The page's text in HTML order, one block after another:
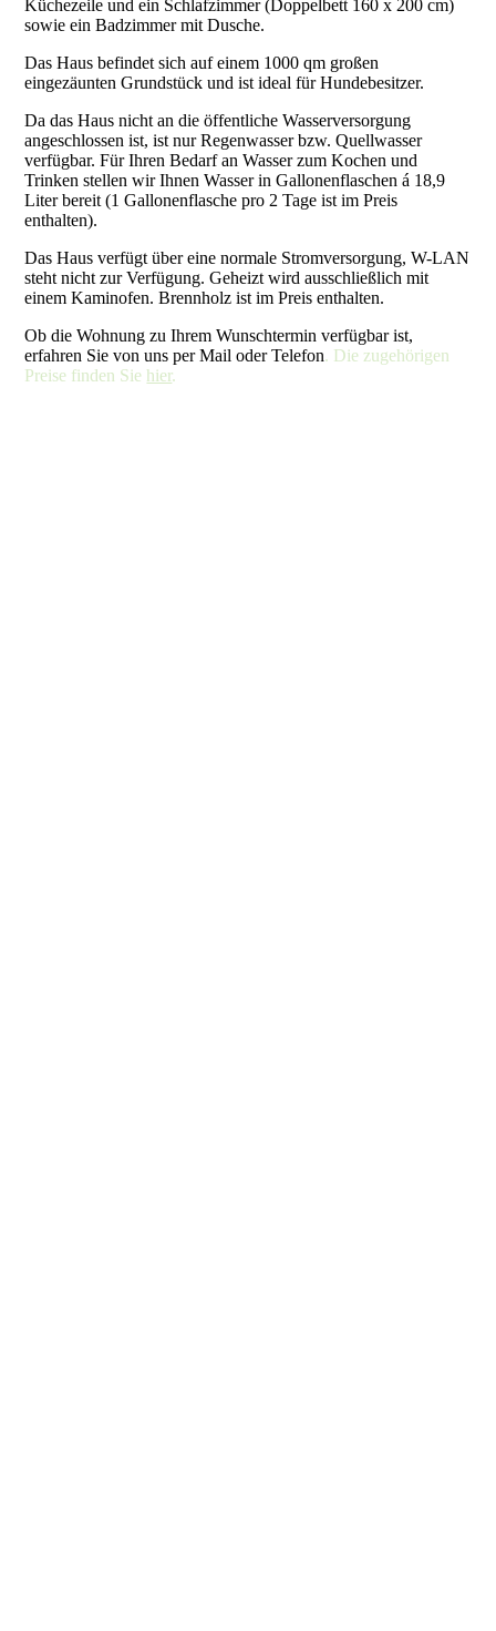
Küchezeile und ein Schlafzimmer (Doppelbett 160 x 200 cm)
sowie ein Badzimmer mit Dusche.
Das Haus befindet sich auf einem 1000 qm großen
eingezäunten Grundstück und ist ideal für Hundebesitzer.
Da das Haus nicht an die öffentliche Wasserversorgung
angeschlossen ist, ist nur Regenwasser bzw. Quellwasser
verfügbar. Für Ihren Bedarf an Wasser zum Kochen und
Trinken stellen wir Ihnen Wasser in Gallonenflaschen á 18,9
Liter bereit (1 Gallonenflasche pro 2 Tage ist im Preis
enthalten).
Das Haus verfügt über eine normale Stromversorgung, W-LAN
steht nicht zur Verfügung. Geheizt wird ausschließlich mit
einem Kaminofen. Brennholz ist im Preis enthalten.
Ob die Wohnung zu Ihrem Wunschtermin verfügbar ist,
erfahren Sie von uns per Mail oder Telefon. Die zugehörigen
Preise finden Sie hier.